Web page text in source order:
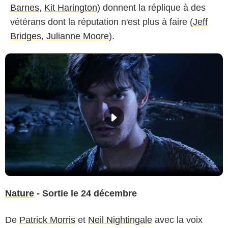
Barnes, Kit Harington) donnent la réplique à des
vétérans dont la réputation n'est plus à faire (Jeff
Bridges, Julianne Moore).
Nature - Sortie le 24 décembre
De Patrick Morris et Neil Nightingale avec la voix